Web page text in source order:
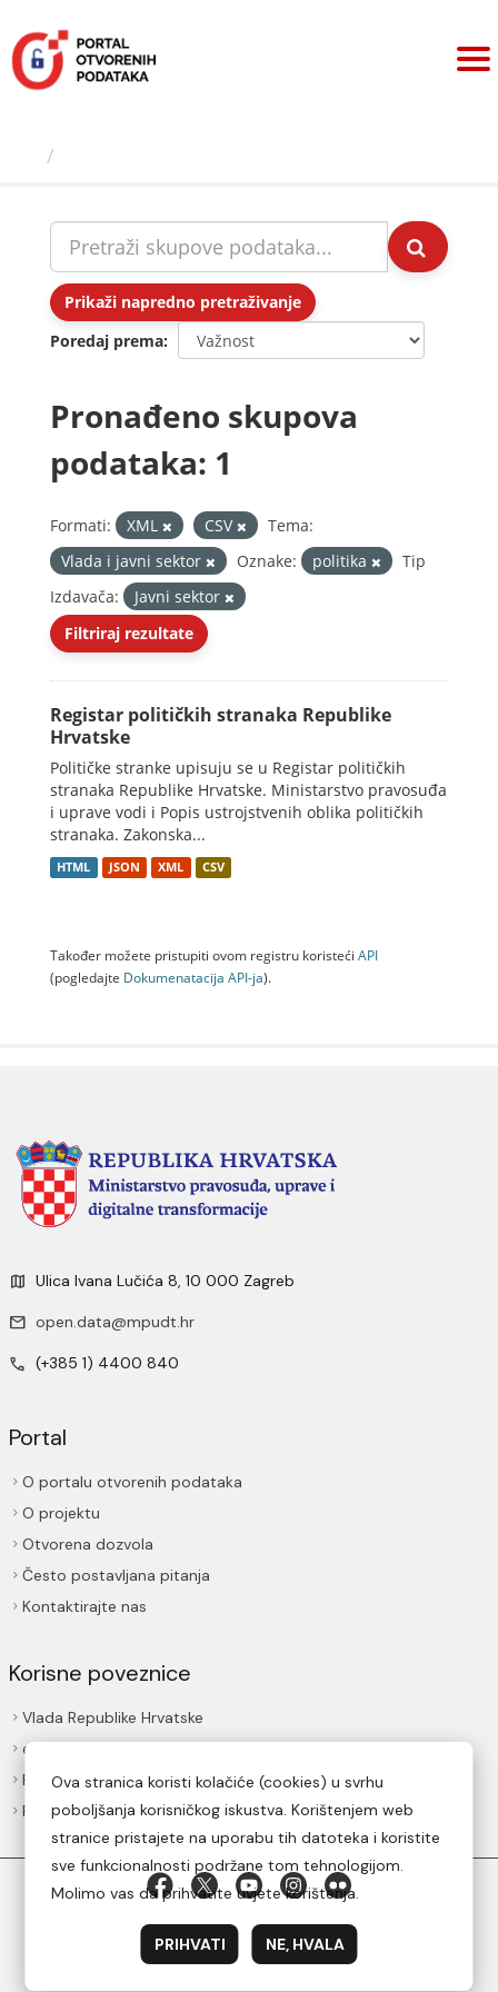
sadržaj
Prikaži napredno pretraživanje
Poredaj prema
Pronađeno skupova
podataka: 1
Formati: XML CSV
Tema:
Vlada i javni sektor
Oznake: politika
Tip
Izdavača:
Javni sektor
Filtriraj rezultate
Registar političkih stranaka Republike
Hrvatske
Političke stranke upisuju se u Registar političkih
stranaka Republike Hrvatske. Ministarstvo pravosuđa
i uprave vodi i Popis ustrojstvenih oblika političkih
stranaka. Zakonska...
HTML JSON XML CSV
Također možete pristupiti ovom registru koristeći API
(pogledajte Dokumenаtаcijа API-jа).